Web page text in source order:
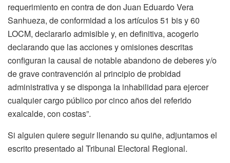
requerimiento en contra de don Juan Eduardo Vera
Sanhueza, de conformidad a los artículos 51 bis y 60
LOCM, declararlo admisible y, en definitiva, acogerlo
declarando que las acciones y omisiones descritas
configuran la causal de notable abandono de deberes y/o
de grave contravención al principio de probidad
administrativa y se disponga la inhabilidad para ejercer
cualquier cargo público por cinco años del referido
exalcalde, con costas”.
Si alguien quiere seguir llenando su quiñe, adjuntamos el
escrito presentado al Tribunal Electoral Regional.